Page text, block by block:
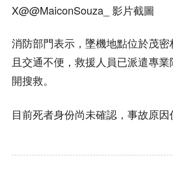
X@@MaiconSouza_ 影片截圖
消防部門表示，墜機地點位於茂
且交通不便，救援人員已派遣專
開搜救。
目前死者身份尚未確認，事故原因